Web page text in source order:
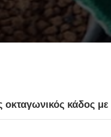
οκταγωνικός κάδος